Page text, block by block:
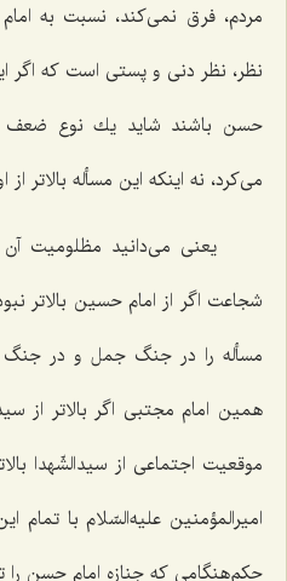
مردم، فرق نمی‌كند، نسبت به
نظر، نظر دنی و پستی است كه اگر
حسن باشند شاید یك نوع ضعف
می‌كرد، نه اینكه این مسأله بالاتر
یعنی می‌دانید مظلومیت
شجاعت اگر از امام حسین بالاتر
مسأله را در جنگ جمل و در جنگ
همین امام مجتبی اگر بالاتر از
موقعیت اجتماعی از سیدالشّهدا
امیرالمؤمنین علیه‌السّلام با
حكم‌هنگامی كه جنازه امام حسن